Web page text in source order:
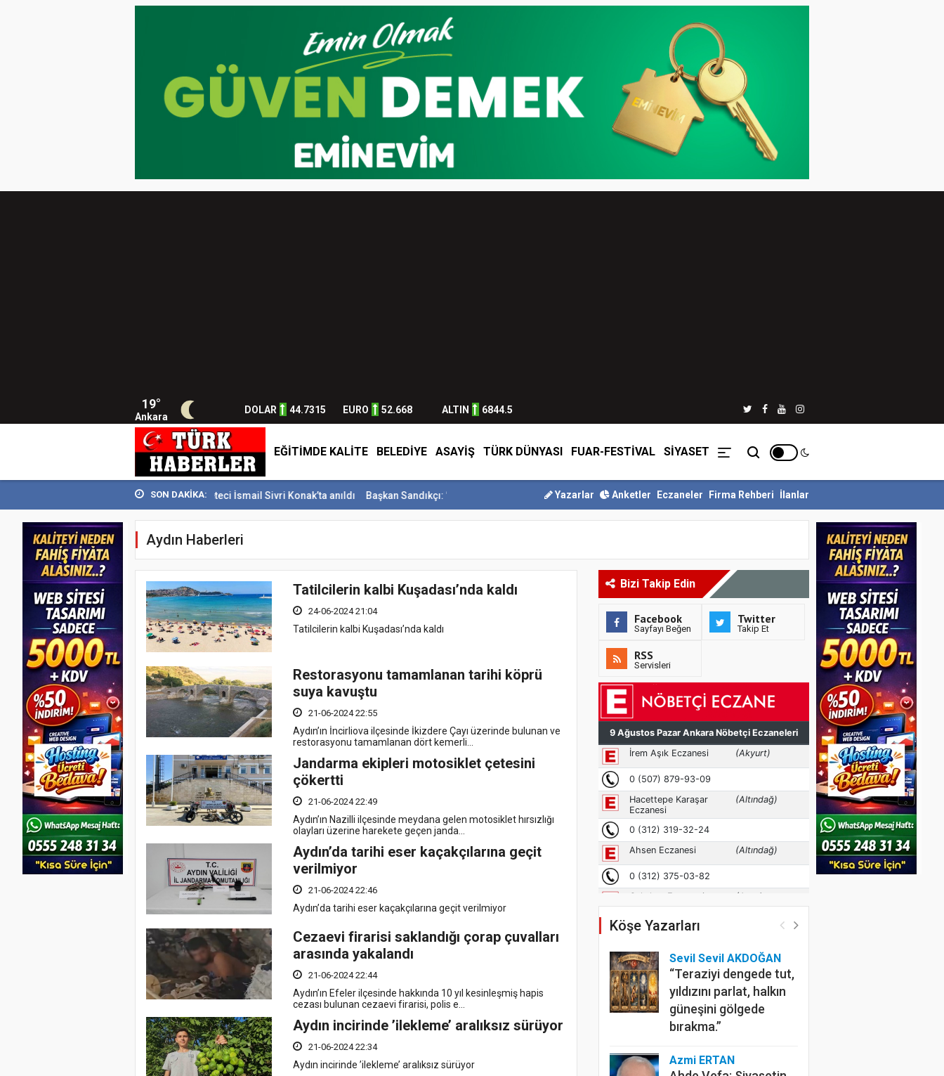
19°
Ankara
DOLAR 44.7315 EURO 52.668 ALTIN 6844.5
EĞİTİMDE KALİTE BELEDİYE ASAYİŞ TÜRK DÜNYASI FUAR-FESTİVAL SİYASET
SON DAKİKA:
Usta Gazeteci İsmail Sivri Konak’ta anıldı Başkan Sandıkçı: ”Hemşehrilerimizle olan güçl... Başkan Altay Umre Ödüllü Siyer Yarışmasını Ka... İnegöl Belediyesi Çevre
Yazarlar Anketler Eczaneler Firma Rehberi İlanlar
Aydın Haberleri
Tatilcilerin kalbi Kuşadası’nda kaldı
24-06-2024 21:04
Tatilcilerin kalbi Kuşadası’nda kaldı
Restorasyonu tamamlanan tarihi köprü
suya kavuştu
21-06-2024 22:55
Aydın’ın İncirliova ilçesinde İkizdere Çayı üzerinde bulunan ve
restorasyonu tamamlanan dört kemerli...
Jandarma ekipleri motosiklet çetesini
çökertti
21-06-2024 22:49
Aydın’ın Nazilli ilçesinde meydana gelen motosiklet hırsızlığı
olayları üzerine harekete geçen janda...
Aydın’da tarihi eser kaçakçılarına geçit
verilmiyor
21-06-2024 22:46
Aydın’da tarihi eser kaçakçılarına geçit verilmiyor
Cezaevi firarisi saklandığı çorap çuvalları
arasında yakalandı
21-06-2024 22:44
Aydın’ın Efeler ilçesinde hakkında 10 yıl kesinleşmiş hapis
cezası bulunan cezaevi firarisi, polis e...
Aydın incirinde ’ilekleme’ aralıksız sürüyor
21-06-2024 22:34
Aydın incirinde ’ilekleme’ aralıksız sürüyor
Bizi Takip Edin
Facebook
Sayfayı Beğen
Twitter
Takip Et
RSS
Servisleri
Köşe Yazarları
Sevil Sevil AKDOĞAN
“Teraziyi dengede tut,
yıldızını parlat, halkın
güneşini gölgede
bırakma.”
Azmi ERTAN